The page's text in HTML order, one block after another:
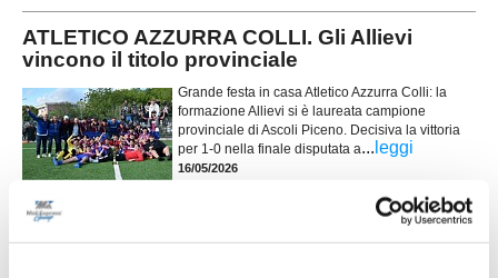
ATLETICO AZZURRA COLLI. Gli Allievi
vincono il titolo provinciale
Grande festa in casa Atletico Azzurra Colli: la
formazione Allievi si è laureata campione
provinciale di Ascoli Piceno. Decisiva la vittoria
per 1-0 nella finale disputata a... leggi
16/05/2026
CASTEL DI LAMA. Orgoglio e
soddisfazione: Pulcini in finale regionale